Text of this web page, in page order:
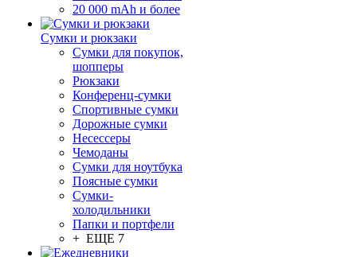
20 000 mAh и более
Сумки и рюкзаки
Сумки для покупок,
шопперы
Рюкзаки
Конференц-сумки
Спортивные сумки
Дорожные сумки
Несессеры
Чемоданы
Сумки для ноутбука
Поясные сумки
Сумки-
холодильники
Папки и портфели
+ ЕЩЕ 7